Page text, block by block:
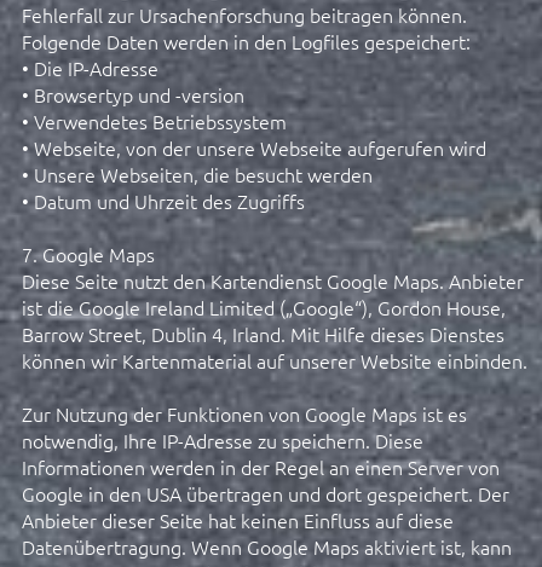
Fehlerfall zur Ursachenforschung beitragen können.
Folgende Daten werden in den Logfiles gespeichert:
• Die IP-Adresse
• Browsertyp und -version
• Verwendetes Betriebssystem
• Webseite, von der unsere Webseite aufgerufen wird
• Unsere Webseiten, die besucht werden
• Datum und Uhrzeit des Zugriffs
7. Google Maps
Diese Seite nutzt den Kartendienst Google Maps. Anbieter
ist die Google Ireland Limited („Google“), Gordon House,
Barrow Street, Dublin 4, Irland. Mit Hilfe dieses Dienstes
können wir Kartenmaterial auf unserer Website einbinden.
Zur Nutzung der Funktionen von Google Maps ist es
notwendig, Ihre IP-Adresse zu speichern. Diese
Informationen werden in der Regel an einen Server von
Google in den USA übertragen und dort gespeichert. Der
Anbieter dieser Seite hat keinen Einfluss auf diese
Datenübertragung. Wenn Google Maps aktiviert ist, kann